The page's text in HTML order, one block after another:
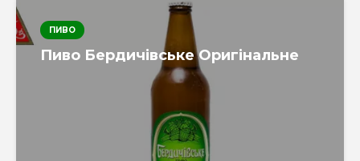
ПИВО
Пиво Бердичівське Оригінальне